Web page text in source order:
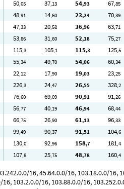
50,05 37,13 54,93 67,85
48,91 14,60 23,24 70,39
47,33 20,58 36,96 63,71
53,86 31,60 52,18 75,27
115,3 105,1 115,3 125,5
55,34 49,70 54,06 60,34
22,12 17,90 19,03 23,25
226,3 24,47 26,55 328,2
76,60 69,09 90,91 91,26
56,77 40,19 46,94 68,44
66,75 26,90 61,13 96,33
99,49 90,37 91,51 104,6
130,0 92,96 158,7 181,4
107,8 25,75 48,78 160,4
16, 45.64.0.0/16, 103.18.0.0/16,
103.2.0.0/16, 103.88.0.0/16,